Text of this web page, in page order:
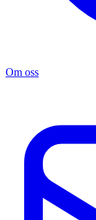
Om oss